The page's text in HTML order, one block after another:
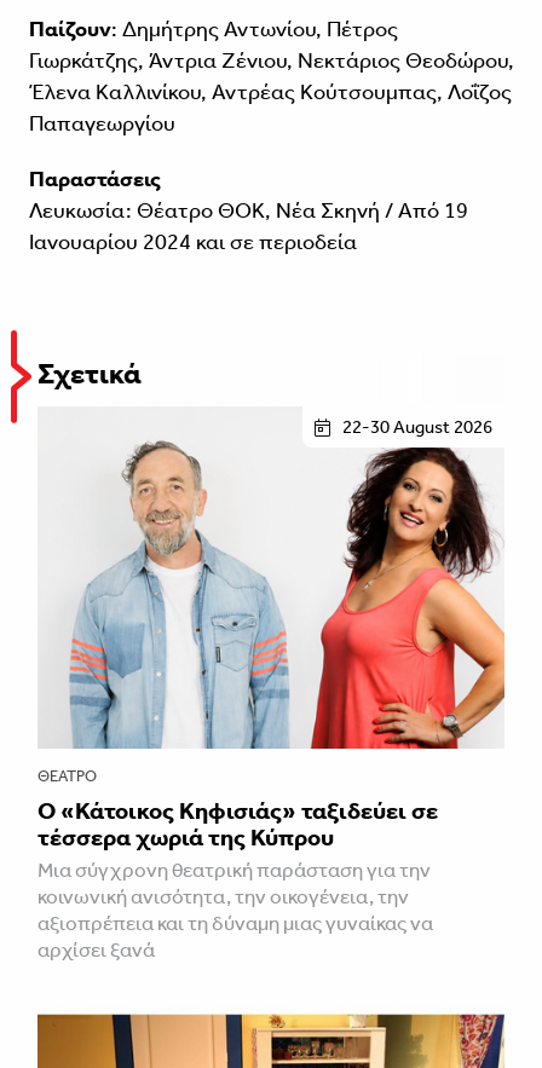
Παίζουν: Δημήτρης Αντωνίου, Πέτρος
Γιωρκάτζης, Άντρια Ζένιου, Νεκτάριος Θεοδώρου,
Έλενα Καλλινίκου, Αντρέας Κούτσουμπας, Λοΐζος
Παπαγεωργίου
Παραστάσεις
Λευκωσία: Θέατρο ΘΟΚ, Νέα Σκηνή / Από 19
Ιανουαρίου 2024 και σε περιοδεία
Σχετικά
22-30 August 2026
ΘΈΑΤΡΟ
Ο «Κάτοικος Κηφισιάς» ταξιδεύει σε
τέσσερα χωριά της Κύπρου
Μια σύγχρονη θεατρική παράσταση για την
κοινωνική ανισότητα, την οικογένεια, την
αξιοπρέπεια και τη δύναμη μιας γυναίκας να
αρχίσει ξανά